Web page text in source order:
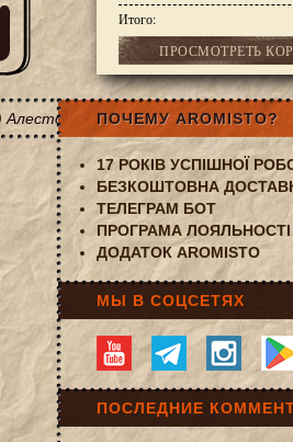
Итого:
ПРОСМОТРЕТЬ
Алесто Alesto 250gПОЧЕМУ AROMISTO?
17 РОКІВ УСПІШНОЇ
БЕЗКОШТОВНА
ТЕЛЕГРАМ БОТ
ПРОГРАМА ЛОЯЛЬНОСТІ
ДОДАТОК AROMISTO
МЫ В СОЦСЕТЯХ
ПОСЛЕДНИЕ